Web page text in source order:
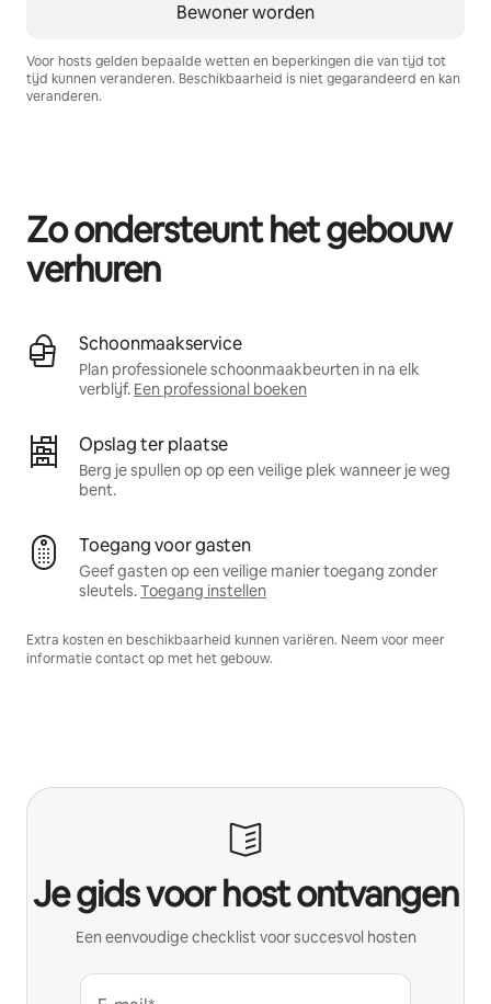
Bewoner worden
Voor hosts gelden bepaalde wetten en beperkingen die van tijd tot
tijd kunnen veranderen. Beschikbaarheid is niet gegarandeerd en kan
veranderen.
Zo ondersteunt het gebouw
verhuren
Schoonmaakservice
Plan professionele schoonmaakbeurten in na elk
verblijf. Een professional boeken
Opslag ter plaatse
Berg je spullen op op een veilige plek wanneer je weg
bent.
Toegang voor gasten
Geef gasten op een veilige manier toegang zonder
sleutels.Toegang instellen
Extra kosten en beschikbaarheid kunnen variëren. Neem voor meer
informatie contact op met het gebouw.
Je gids voor host ontvangen
Een eenvoudige checklist voor succesvol hosten